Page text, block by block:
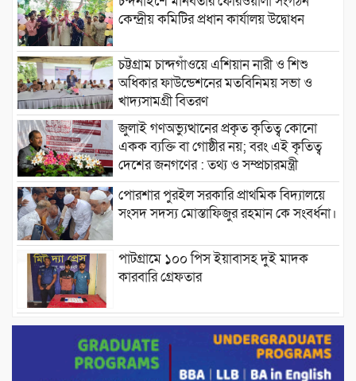
কেন্দ্রীয় কমিটির প্রধান কার্যালয় উদ্বোধন
চট্টগ্রাম চান্দগাঁওয়ে এশিয়ান নারী ও শিশু
অধিকার ফাউন্ডেশনের মতবিনিময় সভা ও
খাদ্যসামগ্রী বিতরণ
জুলাই গণঅভ্যুত্থানের প্রকৃত কৃতিত্ব কোনো
একক ব্যক্তি বা গোষ্ঠীর নয়; বরং এই কৃতিত্ব
দেশের জনগণের : তথ্য ও সম্প্রচারমন্ত্রী
পোরশার পুরইল সরকারি প্রাথমিক বিদ্যালয়ে
সংসদ সদস্য মোস্তাফিজুর রহমান কে সংবর্ধনা।
পাটগ্রামে ১০০ পিস ইয়াবাসহ দুই মাদক
কারবারি গ্রেফতার
ড্যাবের ৩৭তম প্রতিষ্ঠাবার্ষিকীতে প্রধানমন্ত্রী
তারেক রহমান।